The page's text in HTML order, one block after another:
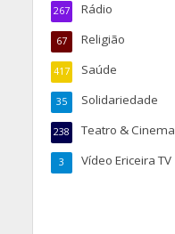
Rádio
267
Religião
67
Saúde
417
Solidariedade
35
Teatro & Cinema
238
Vídeo Ericeira TV
3